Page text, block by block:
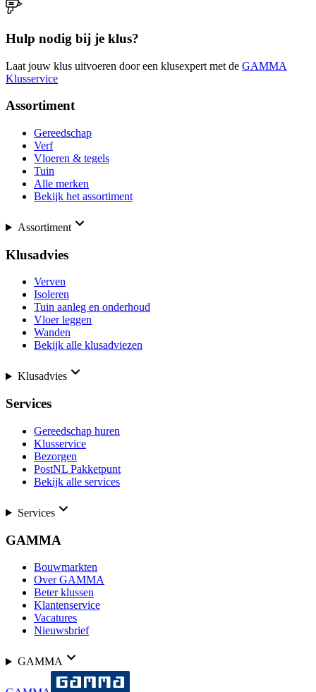
Hulp nodig bij je klus?
Laat jouw klus uitvoeren door een klusexpert met de GAMMA
Klusservice
Assortiment
Gereedschap
Verf
Vloeren & tegels
Tuin
Alle merken
Bekijk het assortiment
Assortiment
Klusadvies
Verven
Isoleren
Tuin aanleg en onderhoud
Vloer leggen
Wanden
Bekijk alle klusadviezen
Klusadvies
Services
Gereedschap huren
Klusservice
Bezorgen
PostNL Pakketpunt
Bekijk alle services
Services
GAMMA
Bouwmarkten
Over GAMMA
Beter klussen
Klantenservice
Vacatures
Nieuwsbrief
GAMMA